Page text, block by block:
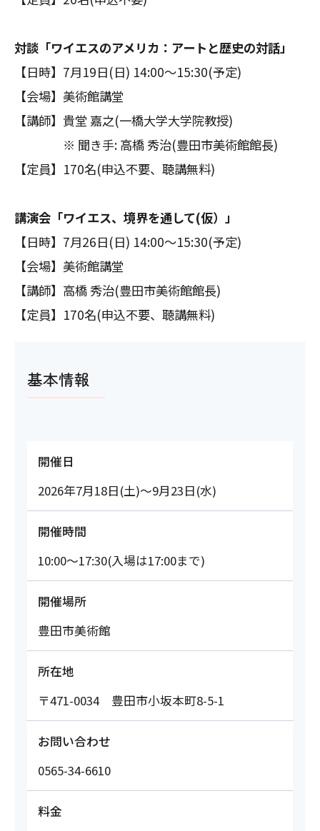
対談「ワイエスのアメリカ：アートと歴史の対話」
【日時】7月19日(日) 14:00～15:30(予定)
【会場】美術館講堂
【講師】貴堂 嘉之(一橋大学大学院教授)
※ 聞き手: 高橋 秀治(豊田市美術館館長)
【定員】170名(申込不要、聴講無料)
講演会「ワイエス、境界を通して(仮）」
【日時】7月26日(日) 14:00～15:30(予定)
【会場】美術館講堂
【講師】高橋 秀治(豊田市美術館館長)
【定員】170名(申込不要、聴講無料)
基本情報
開催日
2026年7月18日(土)～9月23日(水)
開催時間
10:00～17:30(入場は17:00まで)
開催場所
豊田市美術館
所在地
〒471-0034 豊田市小坂本町8-5-1
お問い合わせ
0565-34-6610
料金